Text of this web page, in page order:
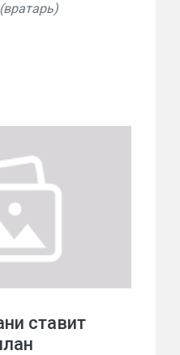
ставит